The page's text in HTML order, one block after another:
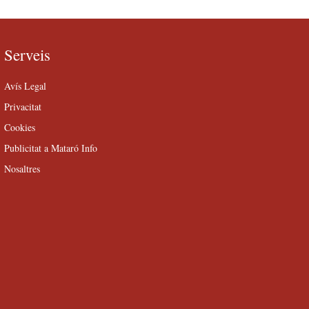
Serveis
Avís Legal
Privacitat
Cookies
Publicitat a Mataró Info
Nosaltres